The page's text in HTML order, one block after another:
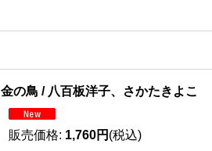
金の鳥 / 八百板洋子、さかたきよこ
販売価格: 1,760円 (税込)